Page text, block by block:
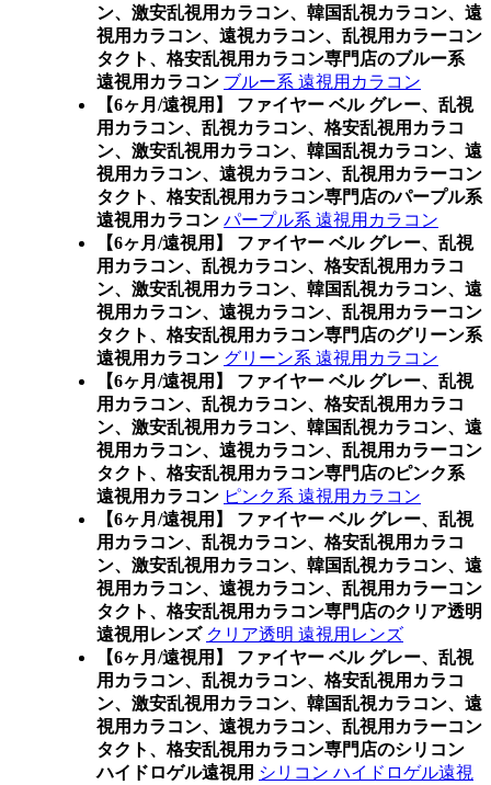
ン、激安乱視用カラコン、韓国乱視カラコン、遠
視用カラコン、遠視カラコン、乱視用カラーコン
タクト、格安乱視用カラコン専門店のブルー系
遠視用カラコン ブルー系 遠視用カラコン
【6ヶ月/遠視用】 ファイヤー ベル グレー、乱視
用カラコン、乱視カラコン、格安乱視用カラコ
ン、激安乱視用カラコン、韓国乱視カラコン、遠
視用カラコン、遠視カラコン、乱視用カラーコン
タクト、格安乱視用カラコン専門店のパープル系
遠視用カラコン パープル系 遠視用カラコン
【6ヶ月/遠視用】 ファイヤー ベル グレー、乱視
用カラコン、乱視カラコン、格安乱視用カラコ
ン、激安乱視用カラコン、韓国乱視カラコン、遠
視用カラコン、遠視カラコン、乱視用カラーコン
タクト、格安乱視用カラコン専門店のグリーン系
遠視用カラコン グリーン系 遠視用カラコン
【6ヶ月/遠視用】 ファイヤー ベル グレー、乱視
用カラコン、乱視カラコン、格安乱視用カラコ
ン、激安乱視用カラコン、韓国乱視カラコン、遠
視用カラコン、遠視カラコン、乱視用カラーコン
タクト、格安乱視用カラコン専門店のピンク系
遠視用カラコン ピンク系 遠視用カラコン
【6ヶ月/遠視用】 ファイヤー ベル グレー、乱視
用カラコン、乱視カラコン、格安乱視用カラコ
ン、激安乱視用カラコン、韓国乱視カラコン、遠
視用カラコン、遠視カラコン、乱視用カラーコン
タクト、格安乱視用カラコン専門店のクリア透明
遠視用レンズ クリア透明 遠視用レンズ
【6ヶ月/遠視用】 ファイヤー ベル グレー、乱視
用カラコン、乱視カラコン、格安乱視用カラコ
ン、激安乱視用カラコン、韓国乱視カラコン、遠
視用カラコン、遠視カラコン、乱視用カラーコン
タクト、格安乱視用カラコン専門店のシリコン
ハイドロゲル遠視用 シリコン ハイドロゲル遠視